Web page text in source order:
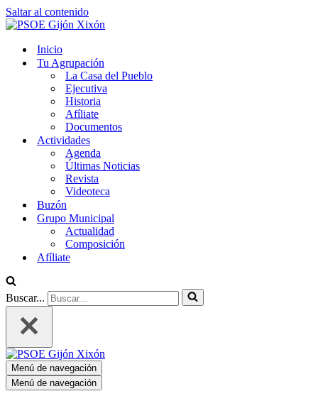
Saltar al contenido
Inicio
Tu Agrupación
La Casa del Pueblo
Ejecutiva
Historia
Afíliate
Documentos
Actividades
Agenda
Últimas Noticias
Revista
Videoteca
Buzón
Grupo Municipal
Actualidad
Composición
Afíliate
Buscar...
Menú de navegación
Menú de navegación